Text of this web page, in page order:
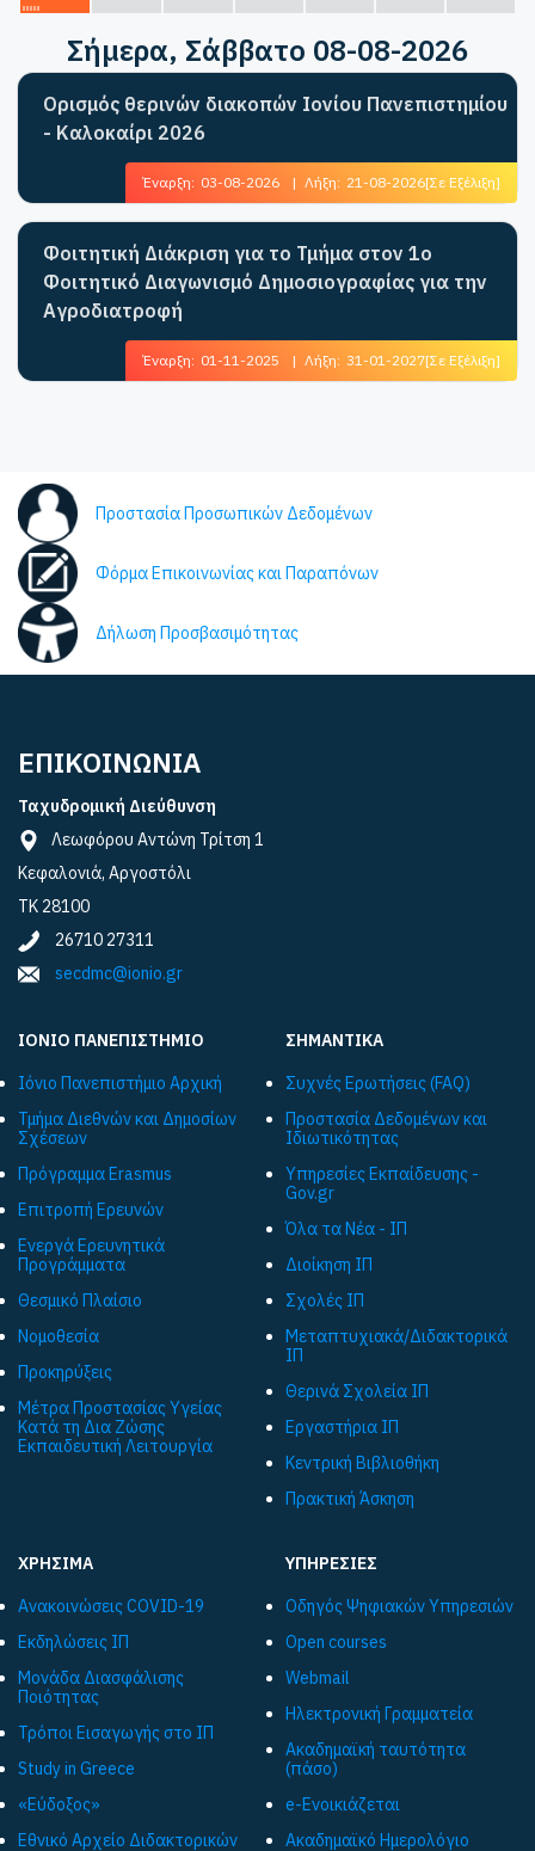
Σήμερα, Σάββατο 08-08-2026
Ορισμός θερινών διακοπών Ιονίου Πανεπιστημίου
- Καλοκαίρι 2026
Έναρξη: 03-08-2026 | Λήξη: 21-08-2026[Σε Εξέλιξη]
Φοιτητική Διάκριση για το Τμήμα στον 1ο
Φοιτητικό Διαγωνισμό Δημοσιογραφίας για την
Αγροδιατροφή
Έναρξη: 01-11-2025 | Λήξη: 31-01-2027[Σε Εξέλιξη]
Προστασία Προσωπικών Δεδομένων
Φόρμα Επικοινωνίας και Παραπόνων
Δήλωση Προσβασιμότητας
ΕΠΙΚΟΙΝΩΝΙΑ
Ταχυδρομική Διεύθυνση
Λεωφόρου Αντώνη Τρίτση 1
Κεφαλονιά, Αργοστόλι
ΤΚ 28100
26710 27311
secdmc@ionio.gr
ΙΟΝΙΟ ΠΑΝΕΠΙΣΤΗΜΙΟ
Ιόνιο Πανεπιστήμιο Αρχική
Τμήμα Διεθνών και Δημοσίων
Σχέσεων
Πρόγραμμα Εrasmus
Επιτροπή Ερευνών
Ενεργά Ερευνητικά
Προγράμματα
Θεσμικό Πλαίσιο
Νομοθεσία
Προκηρύξεις
Μέτρα Προστασίας Υγείας
Κατά τη Δια Ζώσης
Εκπαιδευτική Λειτουργία
ΣΗΜΑΝΤΙΚΑ
Συχνές Ερωτήσεις (FAQ)
Προστασία Δεδομένων και
Ιδιωτικότητας
Υπηρεσίες Εκπαίδευσης -
Gov.gr
Όλα τα Νέα - ΙΠ
Διοίκηση ΙΠ
Σχολές ΙΠ
Μεταπτυχιακά/Διδακτορικά
ΙΠ
Θερινά Σχολεία ΙΠ
Εργαστήρια ΙΠ
Κεντρική Βιβλιοθήκη
Πρακτική Άσκηση
ΧΡΗΣΙΜΑ
Ανακοινώσεις COVID-19
Εκδηλώσεις ΙΠ
Μονάδα Διασφάλισης
Ποιότητας
Τρόποι Εισαγωγής στο ΙΠ
Study in Greece
«Εύδοξος»
Εθνικό Αρχείο Διδακτορικών
ΥΠΗΡΕΣΙΕΣ
Οδηγός Ψηφιακών Υπηρεσιών
Open courses
Webmail
Ηλεκτρονική Γραμματεία
Ακαδημαϊκή ταυτότητα
(πάσο)
e-Ενοικιάζεται
Ακαδημαϊκό Ημερολόγιο